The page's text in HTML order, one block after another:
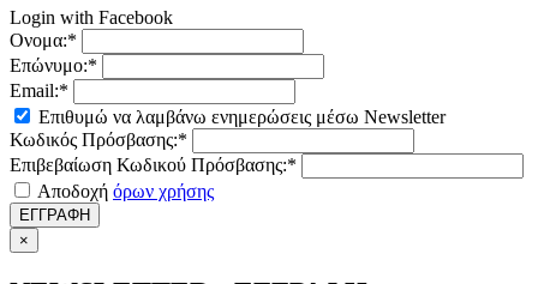
Login with Facebook
Ονομα:*
Επώνυμο:*
Email:*
Επιθυμώ να λαμβάνω ενημερώσεις μέσω Newsletter
Κωδικός Πρόσβασης:*
Επιβεβαίωση Κωδικού Πρόσβασης:*
Αποδοχή όρων χρήσης
ΕΓΓΡΑΦΗ
×